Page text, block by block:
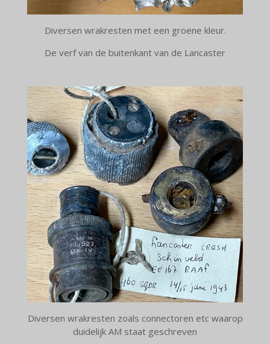
Diversen wrakresten met een groene kleur.
De verf van de buitenkant van de Lancaster
Diversen wrakresten zoals connectoren etc waarop
duidelijk AM staat geschreven